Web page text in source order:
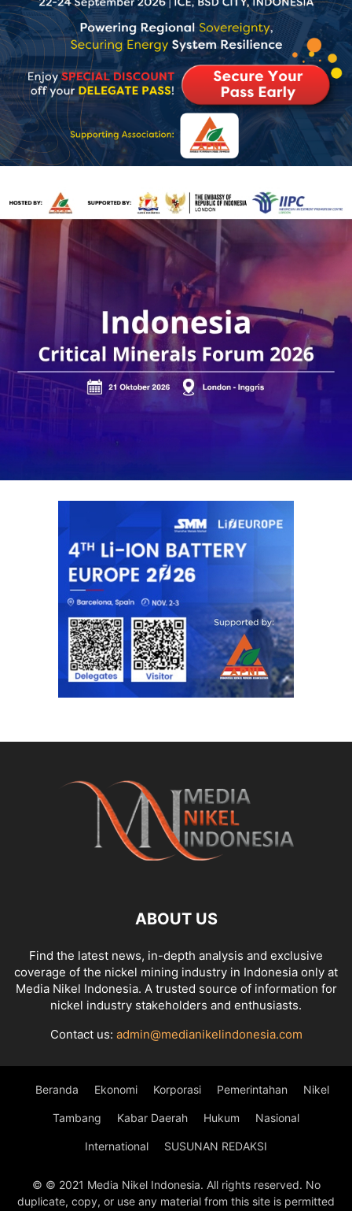
ABOUT US
Find the latest news, in-depth analysis and exclusive
coverage of the nickel mining industry in Indonesia only at
Media Nikel Indonesia. A trusted source of information for
nickel industry stakeholders and enthusiasts.
Contact us: admin@medianikelindonesia.com
Beranda Ekonomi Korporasi Pemerintahan Nikel
Tambang Kabar Daerah Hukum Nasional
International SUSUNAN REDAKSI
© © 2021 Media Nikel Indonesia. All rights reserved. No
duplicate, copy, or use any material from this site is permitted